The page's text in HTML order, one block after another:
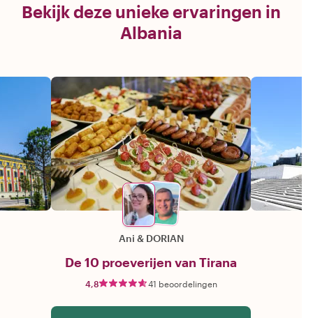
Bekijk deze unieke ervaringen in
Albania
Ani & DORIAN
De 10 proeverijen van Tirana
4,8 41 beoordelingen